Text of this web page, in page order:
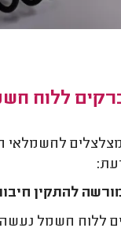
ללוח
לחשמלאי
להתקין
ללוח חשמל